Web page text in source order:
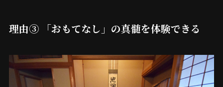
理由③ 「おもてなし」の真髄を体験できる